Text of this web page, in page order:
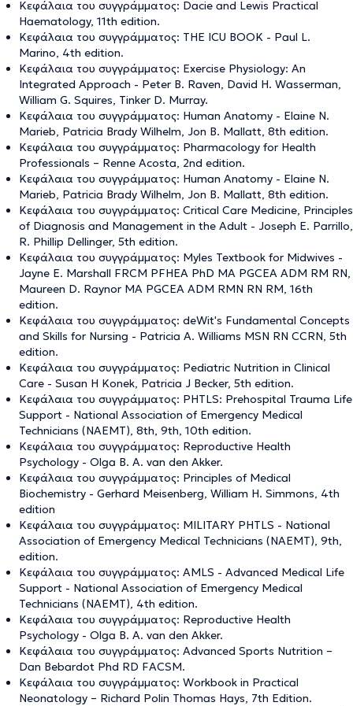
Κεφάλαια του συγγράμματος: Dacie and Lewis Practical
Haematology, 11th edition.
Κεφάλαια του συγγράμματος: THE ICU BOOK - Paul L.
Marino, 4th edition.
Κεφάλαια του συγγράμματος: Exercise Physiology: An
Integrated Approach - Peter B. Raven, David H. Wasserman,
William G. Squires, Tinker D. Murray.
Κεφάλαια του συγγράμματος: Human Anatomy - Elaine N.
Marieb, Patricia Brady Wilhelm, Jon B. Mallatt, 8th edition.
Κεφάλαια του συγγράμματος: Pharmacology for Health
Professionals – Renne Acosta, 2nd edition.
Κεφάλαια του συγγράμματος: Human Anatomy - Elaine N.
Marieb, Patricia Brady Wilhelm, Jon B. Mallatt, 8th edition.
Κεφάλαια του συγγράμματος: Critical Care Medicine, Principles
of Diagnosis and Management in the Adult - Joseph E. Parrillo,
R. Phillip Dellinger, 5th edition.
Κεφάλαια του συγγράμματος: Myles Textbook for Midwives -
Jayne E. Marshall FRCM PFHEA PhD MA PGCEA ADM RM RN,
Maureen D. Raynor MA PGCEA ADM RMN RN RM, 16th
edition.
Κεφάλαια του συγγράμματος: deWit's Fundamental Concepts
and Skills for Nursing - Patricia A. Williams MSN RN CCRN, 5th
edition.
Κεφάλαια του συγγράμματος: Pediatric Nutrition in Clinical
Care - Susan H Konek, Patricia J Becker, 5th edition.
Κεφάλαια του συγγράμματος: PHTLS: Prehospital Trauma Life
Support - National Association of Emergency Medical
Technicians (NAEMT), 8th, 9th, 10th edition.
Κεφάλαια του συγγράμματος: Reproductive Health
Psychology - Olga B. A. van den Akker.
Κεφάλαια του συγγράμματος: Principles of Medical
Biochemistry - Gerhard Meisenberg, William H. Simmons, 4th
edition
Κεφάλαια του συγγράμματος: MILITARY PHTLS - National
Association of Emergency Medical Technicians (NAEMT), 9th,
edition.
Κεφάλαια του συγγράμματος: AMLS - Advanced Medical Life
Support - National Association of Emergency Medical
Technicians (NAEMT), 4th edition.
Κεφάλαια του συγγράμματος: Reproductive Health
Psychology - Olga B. A. van den Akker.
Κεφάλαια του συγγράμματος: Advanced Sports Nutrition –
Dan Bebardot Phd RD FACSM.
Κεφάλαια του συγγράμματος: Workbook in Practical
Neonatology – Richard Polin Thomas Hays, 7th Edition.